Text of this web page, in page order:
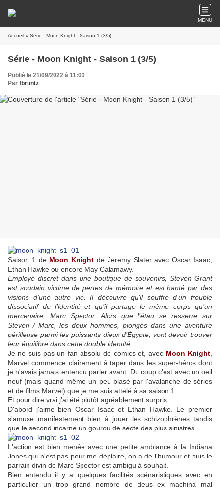
MENU
Accueil » Série - Moon Knight - Saison 1 (3/5)
Série - Moon Knight - Saison 1 (3/5)
Publié le 21/09/2022 à 11:00
Par fbruntz
Saison 1 de Moon Knight de Jeremy Slater avec Oscar Isaac,
Ethan Hawke ou encore May Calamawy.
Employé discret dans une boutique de souvenirs, Steven Grant
est soudain victime de pertes de mémoire et est hanté par des
visions d’une autre vie. Il découvre qu’il souffre d’un trouble
dissociatif de l’identité et qu’il partage le même corps qu’un
mercenaire, Marc Spector. Alors que l’étau se resserre sur
Steven / Marc, les deux hommes, plongés dans une aventure
périlleuse parmi les puissants dieux d’Égypte, vont devoir trouver
leur équilibre dans cette double identité.
Je ne suis pas un fan absolu de comics et, avec Moon Knight
Marvel commence clairement à taper dans les super-héros dont
je n'avais jamais entendu parler avant. Du coup c'est avec un oeil
neuf (mais quand même un peu blasé par l'avalanche de séries
et de films Marvel) que je me suis attelé à sa saison 1.
Et pour dire vrai j'ai été plutôt agréablement surpris.
D'abord j'aime bien Oscar Isaac et Ethan Hawke. Le premier
s'amuse manifestement bien à jouer les schizophrènes tandis
que le second incarne un gourou de secte des plus sinistres.
L'action est bien menée avec une petite ambiance à la Indiana
Jones qui n'est pas pour me déplaire, on a de l'humour et puis le
parrain divin de Marc Spector est ambigu à souhait.
Bien entendu il y a quelques facilités scénaristiques avec en
particulier un trop grand nombre de deus ex machina mal